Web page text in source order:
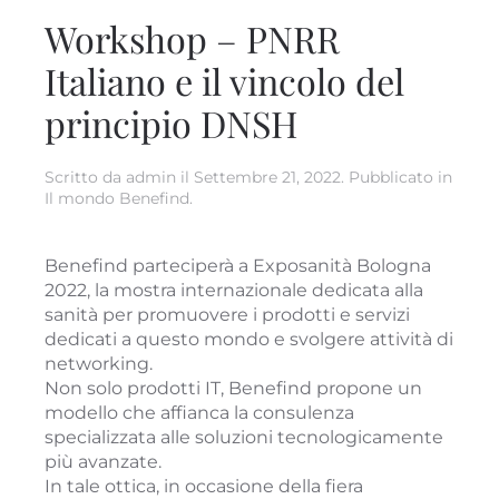
Workshop – PNRR
Italiano e il vincolo del
principio DNSH
Scritto da admin il Settembre 21, 2022. Pubblicato in
Il mondo Benefind.
Benefind parteciperà a Exposanità Bologna
2022, la mostra internazionale dedicata alla
sanità per promuovere i prodotti e servizi
dedicati a questo mondo e svolgere attività di
networking.
Non solo prodotti IT, Benefind propone un
modello che affianca la consulenza
specializzata alle soluzioni tecnologicamente
più avanzate.
In tale ottica, in occasione della fiera